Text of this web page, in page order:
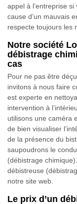
appel à l’entreprise
cause d’un mauvais
respecte toujours les
Notre société
débistrage
cas
Pour ne pas être
invitons à nous faire
est experte en
intervention à
utilisons une caméra
de bien visualiser
de la présence du
saupoudrons le
(débistrage
débistreuse
notre site web.
Le prix d’un